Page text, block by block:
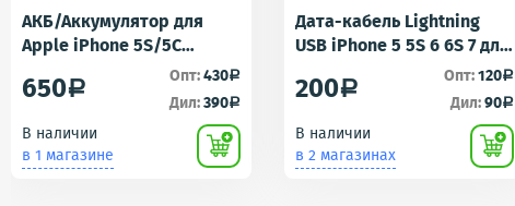
АКБ/Аккумулятор для
Apple iPhone 5S/5C
(Айфон 5C/5Ц) тех. упак.
OEM
650a Опт:430a
Дил:390a
В наличии
в 1 магазине
Дата-кабель Lightning
USB iPhone 5 5S 6 6S 7 для
iPad 4 iPad mini iPad Air -
AA
200a Опт:120a
Дил:90a
В наличии
в 2 магазинах